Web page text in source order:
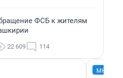
ФСБ к жителям
22 609 114